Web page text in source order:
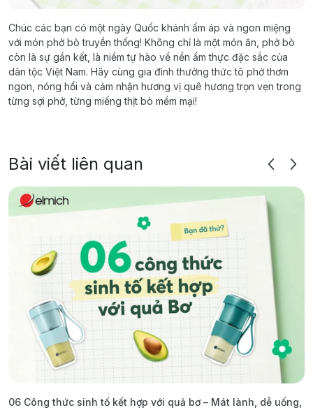
Chúc các bạn có một ngày Quốc khánh ấm áp và ngon miệng
với món phở bò truyền thống! Không chỉ là một món ăn, phở bò
còn là sự gắn kết, là niềm tự hào về nền ẩm thực đặc sắc của
dân tộc Việt Nam. Hãy cùng gia đình thưởng thức tô phở thơm
ngon, nóng hổi và cảm nhận hương vị quê hương trọn vẹn trong
từng sợi phở, từng miếng thịt bò mềm mại!
Bài viết liên quan
06 Công thức sinh tố kết hợp với quả bơ – Mát lành, dễ uống,